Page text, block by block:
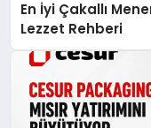
En İyi Çakallı
Lezzet Rehberi